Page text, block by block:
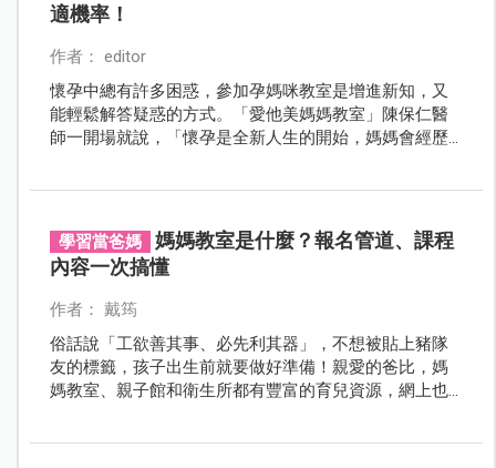
適機率！
作者： editor
懷孕中總有許多困惑，參加孕媽咪教室是增進新知，又
能輕鬆解答疑惑的方式。「愛他美媽媽教室」陳保仁醫
師一開場就說，「懷孕是全新人生的開始，媽媽會經歷
學習當爸媽
媽媽教室是什麼？報名管道、課程
內容一次搞懂
作者： 戴筠
俗話說「工欲善其事、必先利其器」，不想被貼上豬隊
友的標籤，孩子出生前就要做好準備！親愛的爸比，媽
媽教室、親子館和衛生所都有豐富的育兒資源，網上也